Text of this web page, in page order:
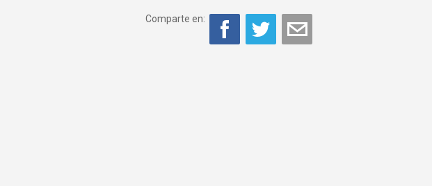
Comparte en: